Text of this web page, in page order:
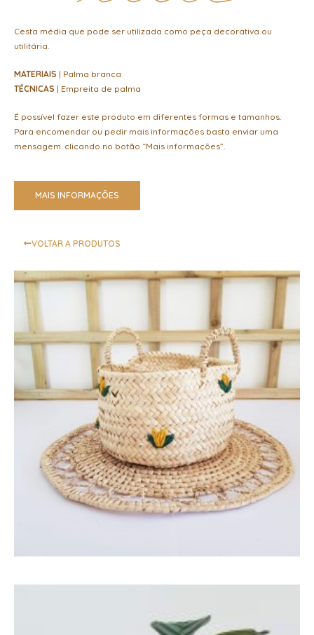
Cesta média que pode ser utilizada como peça decorativa ou
utilitária.
MATERIAIS | Palma branca
TÉCNICAS | Empreita de palma
É possível fazer este produto em diferentes formas e tamanhos.
Para encomendar ou pedir mais informações basta enviar uma
mensagem. clicando no botão “Mais informações”.
MAIS INFORMAÇÕES
VOLTAR A PRODUTOS